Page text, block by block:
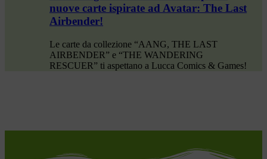
nuove carte ispirate ad Avatar: The Last
Airbender!
Le carte da collezione “AANG, THE LAST
AIRBENDER” e “THE WANDERING
RESCUER” ti aspettano a Lucca Comics & Games!